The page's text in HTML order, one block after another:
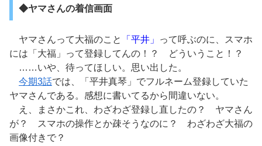
◆ヤマさんの着信画面
ヤマさんって大福のこと 「平井」
って呼ぶのに、スマホ
には「大福」って登録してんの！？ どういうこと！？
……いや、待ってほしい。思い出した。
今期3話では、「平井真琴」でフルネーム登録していた
ヤマさんである。感想に書いてるから間違いない。
え、まさかこれ、わざわざ登録し直したの？ ヤマさん
が？ スマホの操作とか疎そうなのに？ わざわざ大福の
画像付きで？